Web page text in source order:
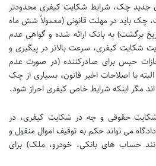
جدید چک، شرایط شکایت کیفری محدودتر
چک باید در مهلت قانونی (معمولاً شش ماه
برگشت) به بانک ارائه شده و گواهی عدم
شکایت کیفری، سرعت بالاتر در پیگیری و
حبس برای صادرکننده (در صورت عدم
با اصلاحات اخیر قانون، بسیاری از چک
مگر اینکه شرایط خاص کیفری احراز شود.
حقوقی و چه در شکایت کیفری، در
می تواند حکم به توقیف اموال منقول و
حساب های بانکی، خودرو، ملک) برای